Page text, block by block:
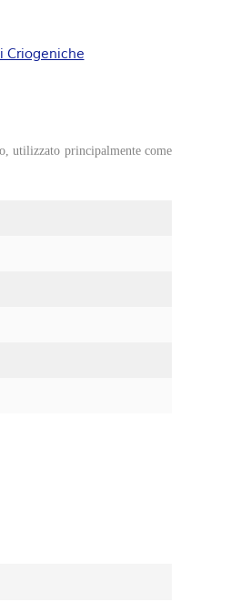
Criogeniche
utilizzato principalmente come